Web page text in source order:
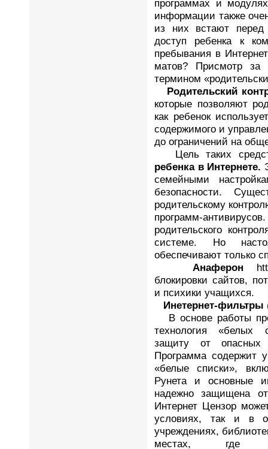
программах и
информации также
из них встают
доступ ребенка к
пребывания в
матов? Присмотр за
термином
Родительский
которые позволяют
как ребенок
содержимого и
до ограничений на
Цель таких
ребенка в Интернете.
семейными
безопасности.
родительскому
программ-
родительского
системе. Но
обеспечивают только
Анаферон
блокировки сайтов,
и психики учащихся.
Инетернет-фильтры
В основе работы
технология «белых
защиту от опасных
Программа содержит
«белые списки»,
Рунета и основные
надежно защищена
Интернет Цензор
условиях, так и в
учреждениях,
местах, где